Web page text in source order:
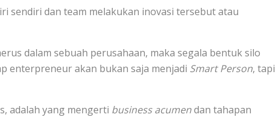
sendiri dan team melakukan inovasi tersebut atau
dalam sebuah perusahaan, maka segala bentuk silo
enterpreneur akan bukan saja menjadi Smart Person, tapi
adalah yang mengerti business acumendan tahapan